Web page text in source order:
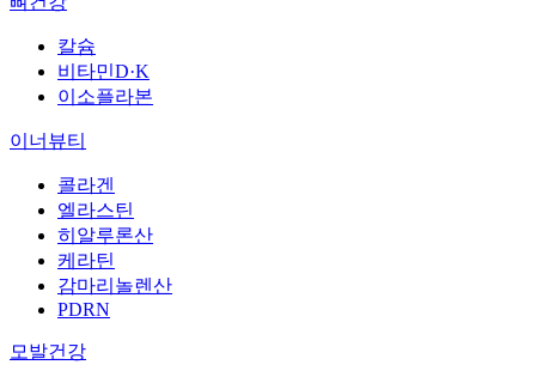
칼슘
비타민D·K
이소플라본
이너뷰티
콜라겐
엘라스틴
히알루론산
케라틴
감마리놀렌산
PDRN
모발건강